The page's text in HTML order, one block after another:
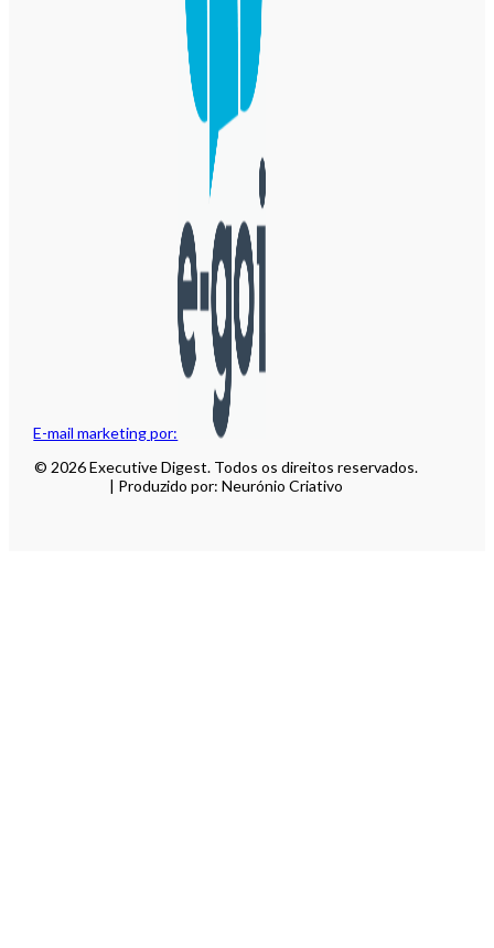
E-mail marketing por:
© 2026 Executive Digest. Todos os direitos reservados.
| Produzido por: Neurónio Criativo